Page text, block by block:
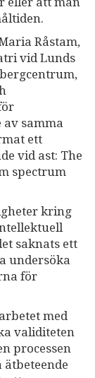
Råstam,
vid Lunds
samma
ett
vid ast: The
spectrum
kring
saknats ett
undersöka
för
med
validiteten
processen